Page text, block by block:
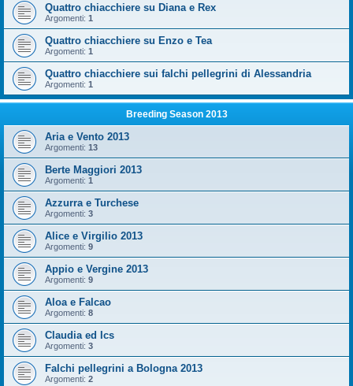
Quattro chiacchiere su Diana e Rex
Argomenti: 1
Quattro chiacchiere su Enzo e Tea
Argomenti: 1
Quattro chiacchiere sui falchi pellegrini di Alessandria
Argomenti: 1
Breeding Season 2013
Aria e Vento 2013
Argomenti: 13
Berte Maggiori 2013
Argomenti: 1
Azzurra e Turchese
Argomenti: 3
Alice e Virgilio 2013
Argomenti: 9
Appio e Vergine 2013
Argomenti: 9
Aloa e Falcao
Argomenti: 8
Claudia ed Ics
Argomenti: 3
Falchi pellegrini a Bologna 2013
Argomenti: 2